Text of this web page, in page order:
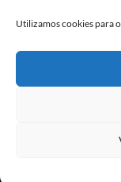
Utilizamos cookies para
AVISO